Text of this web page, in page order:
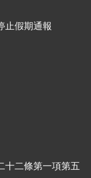
止假期通報
十二條第一項第五